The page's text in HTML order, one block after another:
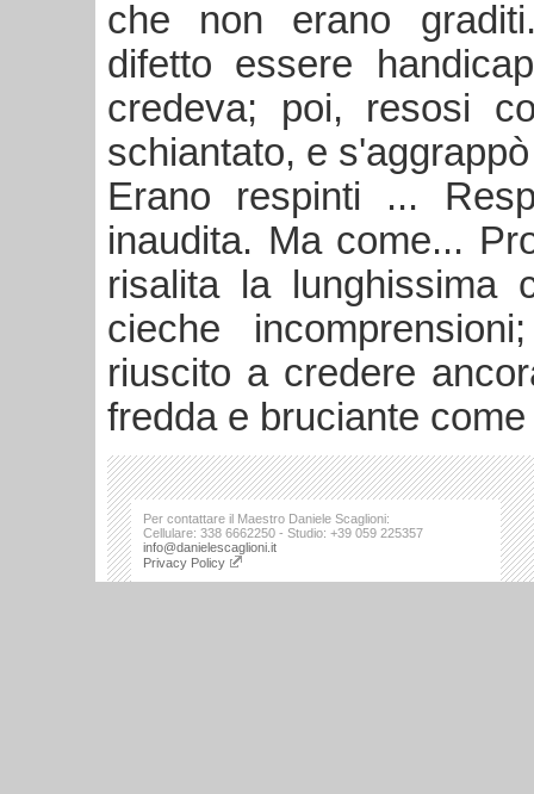
che non erano
difetto essere
credeva; poi, resosi
schiantato, e
Erano respinti ...
inaudita. Ma come...
risalita la lunghissima
cieche
riuscito a credere
fredda e bruciante
Per contattare il Maestro Daniele Scaglioni:
Cellulare: 338 6662250 - Studio: +39 059 225357
info@danielescaglioni.it
Privacy Policy